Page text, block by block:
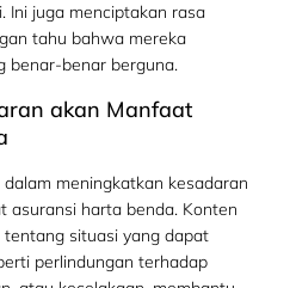
Ini juga menciptakan rasa
tahu bahwa mereka
benar-benar berguna.
akan Manfaat
meningkatkan kesadaran
asuransi harta benda. Konten
situasi yang dapat
perlindungan terhadap